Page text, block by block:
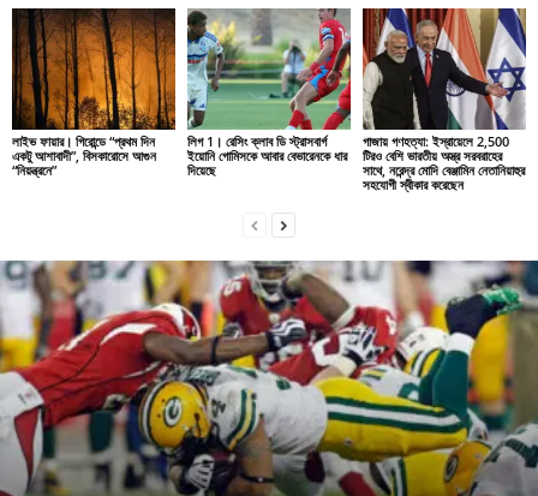
লাইভ ফায়ার। গিরোন্ডে “প্রথম দিন
একটু আশাবাদী”, বিসকারোসে আগুন
“নিয়ন্ত্রনে”
লিগ 1। রেসিং ক্লাব ডি স্ট্রাসবার্গ
ইয়োনি গোমিসকে আবার বেভারেনকে ধার
দিয়েছে
গাজায় গণহত্যা: ইস্রায়েলে 2,500
টিরও বেশি ভারতীয় অস্ত্র সরবরাহের
সাথে, নরেন্দ্র মোদি বেঞ্জামিন নেতানিয়াহুর
সহযোগী স্বীকার করেছেন